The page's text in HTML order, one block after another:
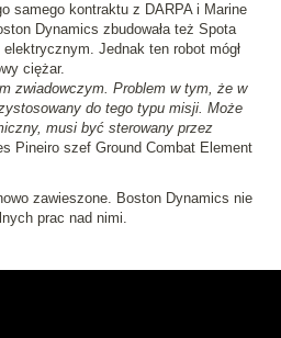
samego kontraktu z DARPA i Marine
Dynamics zbudowała też Spota
Jednak ten robot mógł
ciężar.
zwiadowczym. Problem w tym, że w
do tego typu misji. Może
musi być sterowany przez
Pineiro szef Ground Combat Element
zawieszone. Boston Dynamics nie
prac nad nimi.